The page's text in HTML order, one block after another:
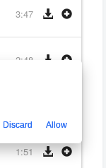
3:47
2:48
1:51
Discard Allow